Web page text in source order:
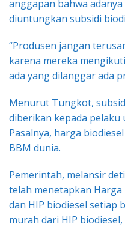
anggapan bahwa
diuntungkan subsidi
“Produsen jangan
karena mereka
ada yang dilanggar ada
Menurut Tungkot,
diberikan kepada pelaku
Pasalnya, harga
BBM dunia.
Pemerintah, melansir
telah menetapkan Harga
dan HIP biodiesel setiap
murah dari HIP